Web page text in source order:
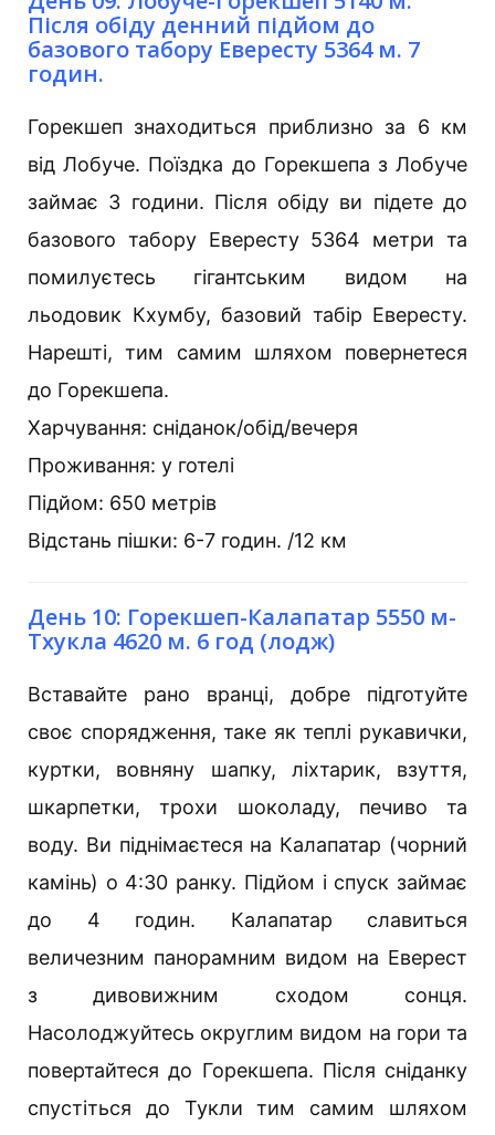
Після обіду денний підйом до
базового табору Евересту 5364 м. 7
годин.
Горекшеп знаходиться приблизно за 6 км
від Лобуче. Поїздка до Горекшепа з Лобуче
займає 3 години. Після обіду ви підете до
базового табору Евересту 5364 метри та
помилуєтесь гігантським видом на
льодовик Кхумбу, базовий табір Евересту.
Нарешті, тим самим шляхом повернетеся
до Горекшепа.
Харчування: сніданок/обід/вечеря
Проживання: у готелі
Підйом: 650 метрів
Відстань пішки: 6-7 годин. /12 км
День 10: Горекшеп-Калапатар 5550 м-
Тхукла 4620 м. 6 год (лодж)
Вставайте рано вранці, добре підготуйте
своє спорядження, таке як теплі рукавички,
куртки, вовняну шапку, ліхтарик, взуття,
шкарпетки, трохи шоколаду, печиво та
воду. Ви піднімаєтеся на Калапатар (чорний
камінь) о 4:30 ранку. Підйом і спуск займає
до 4 годин. Калапатар славиться
величезним панорамним видом на Еверест
з дивовижним сходом сонця.
Насолоджуйтесь округлим видом на гори та
повертайтеся до Горекшепа. Після сніданку
спустіться до Тукли тим самим шляхом